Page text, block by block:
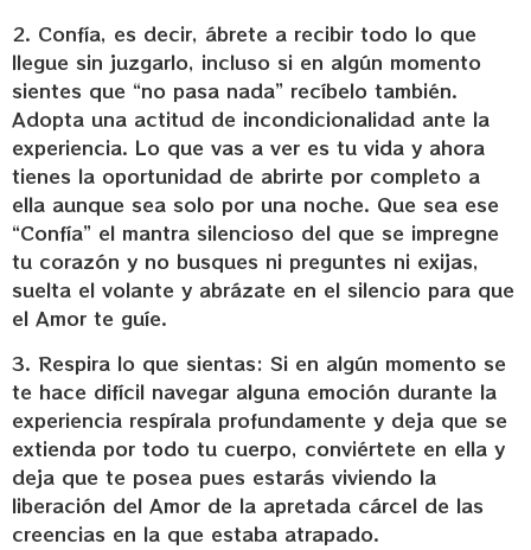
2. Confía, es decir, ábrete a recibir todo lo que
llegue sin juzgarlo, incluso si en algún momento
sientes que “no pasa nada” recíbelo también.
Adopta una actitud de incondicionalidad ante la
experiencia. Lo que vas a ver es tu vida y ahora
tienes la oportunidad de abrirte por completo a
ella aunque sea solo por una noche. Que sea ese
“Confía” el mantra silencioso del que se impregne
tu corazón y no busques ni preguntes ni exijas,
suelta el volante y abrázate en el silencio para que
el Amor te guíe.
3. Respira lo que sientas: Si en algún momento se
te hace difícil navegar alguna emoción durante la
experiencia respírala profundamente y deja que se
extienda por todo tu cuerpo, conviértete en ella y
deja que te posea pues estarás viviendo la
liberación del Amor de la apretada cárcel de las
creencias en la que estaba atrapado.